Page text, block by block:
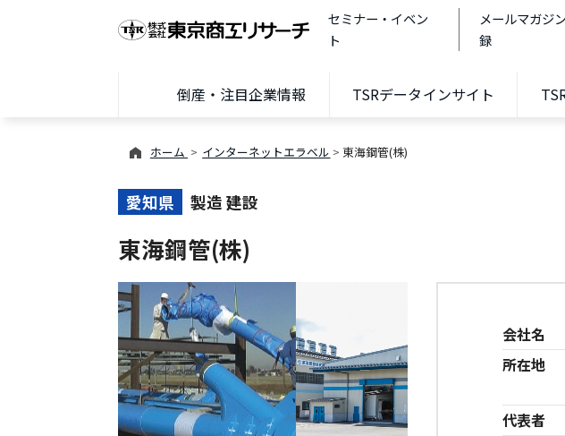
セミナー・イベン
ト
メールマガジ
録
倒産・注目企業情報 TSRデータインサイト
ホーム インターネットエラベル 東海鋼管(株)
愛知県 製造 建設
東海鋼管(株)
会社名
所在地
代表者